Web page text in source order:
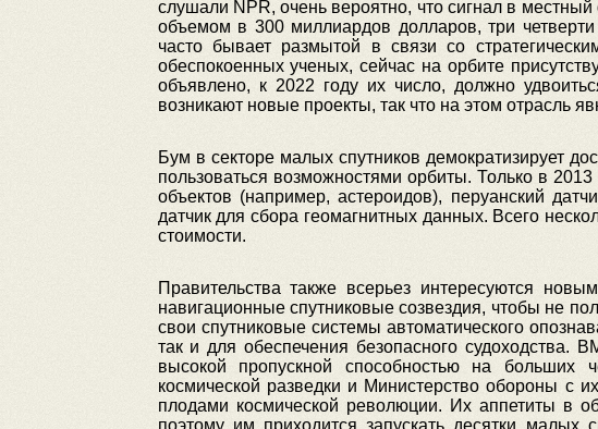
слушали NPR, очень вероятно, что сигнал в
объемом в 300 миллиардов долларов, три
часто бывает размытой в связи со
обеспокоенных ученых, сейчас на орбите
объявлено, к 2022 году их число, должно
возникают новые проекты, так что на этом отрасль
Бум в секторе малых спутников демократизирует
пользоваться возможностями орбиты. Только в
объектов (например, астероидов), перуанский
датчик для сбора геомагнитных данных. Всего
стоимости.
Правительства также всерьез интересуются
навигационные спутниковые созвездия, чтобы не
свои спутниковые системы автоматического
так и для обеспечения безопасного
высокой пропускной способностью на больших
космической разведки и Министерство обороны с
плодами космической революции. Их аппетиты в
поэтому им приходится запускать десятки